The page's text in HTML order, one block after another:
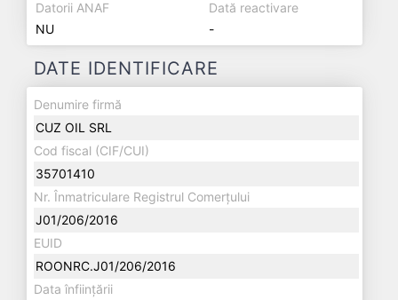
Datorii ANAF
NU
Dată reactivare
-
DATE IDENTIFICARE
Denumire firmă
CUZ OIL SRL
Cod fiscal (CIF/CUI)
35701410
Nr. Înmatriculare Registrul Comerțului
J01/206/2016
EUID
ROONRC.J01/206/2016
Data înființării